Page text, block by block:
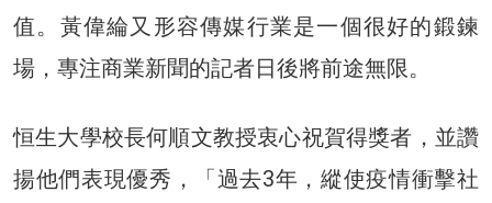
值。黃偉綸又形容傳媒行業是一個很好的鍛鍊
場，專注商業新聞的記者日後將前途無限。
恒生大學校長何順文教授衷心祝賀得獎者，並讚
揚他們表現優秀，「過去3年，縱使疫情衝擊社